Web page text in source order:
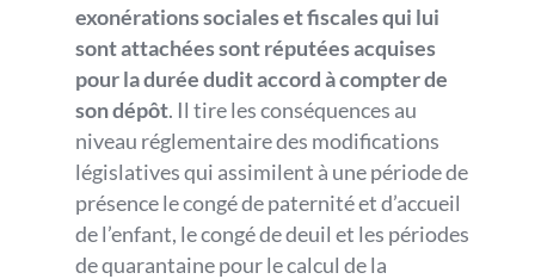
exonérations sociales et fiscales qui lui
sont attachées sont réputées acquises
pour la durée dudit accord à compter de
son dépôt. Il tire les conséquences au
niveau réglementaire des modifications
législatives qui assimilent à une période de
présence le congé de paternité et d’accueil
de l’enfant, le congé de deuil et les périodes
de quarantaine pour le calcul de la